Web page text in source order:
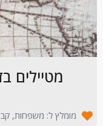
מטיילים
מומלץ ל: משפחות,